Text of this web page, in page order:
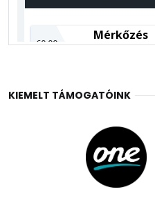
KIEMELT TÁMOGATÓINK